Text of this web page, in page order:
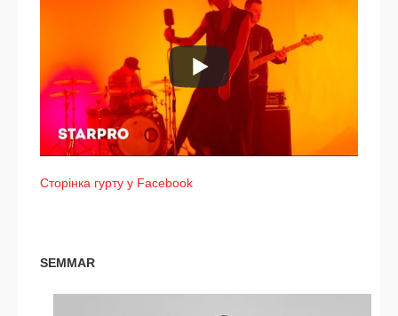
Сторінка гур­ту у Facebook
SEMMAR